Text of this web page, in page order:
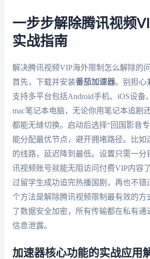
一步步解除腾讯视频
实战指南
解决腾讯视频VIP海外限制怎么解除的
首先，下载并安装番茄加速器。别担心
支持多平台包括Android手机、iOS设备
mac笔记本电脑，无论你用笔记本追剧
都能无缝切换。启动后选择“回国影音
能分配最优节点，避开拥堵路径。比如
的线路，延迟降到最低。设置只需一分
讯视频账号就能无阻访问付费VIP内容
过留学生成功追完热播国剧，再也不错
个方法是解除腾讯视频限制最有效的方
了数据安全加密，所有传输都在私有通
信息泄露。
加速器核心功能的实战应用